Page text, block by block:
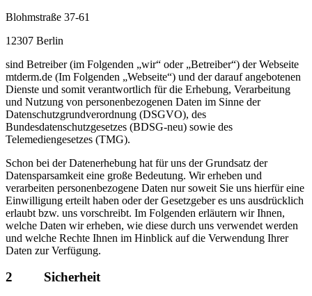
Blohmstraße 37-61
12307 Berlin
sind Betreiber (im Folgenden „wir“ oder „Betreiber“) der Webseite
mtderm.de (Im Folgenden „Webseite“) und der darauf angebotenen
Dienste und somit verantwortlich für die Erhebung, Verarbeitung
und Nutzung von personenbezogenen Daten im Sinne der
Datenschutzgrundverordnung (DSGVO), des
Bundesdatenschutzgesetzes (BDSG-neu) sowie des
Telemediengesetzes (TMG).
Schon bei der Datenerhebung hat für uns der Grundsatz der
Datensparsamkeit eine große Bedeutung. Wir erheben und
verarbeiten personenbezogene Daten nur soweit Sie uns hierfür eine
Einwilligung erteilt haben oder der Gesetzgeber es uns ausdrücklich
erlaubt bzw. uns vorschreibt. Im Folgenden erläutern wir Ihnen,
welche Daten wir erheben, wie diese durch uns verwendet werden
und welche Rechte Ihnen im Hinblick auf die Verwendung Ihrer
Daten zur Verfügung.
2 Sicherheit